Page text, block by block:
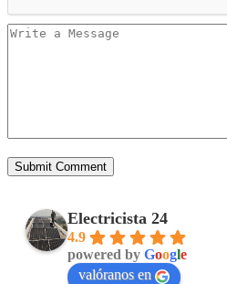
Electricista 24
4.9
powered by Google
valóranos en